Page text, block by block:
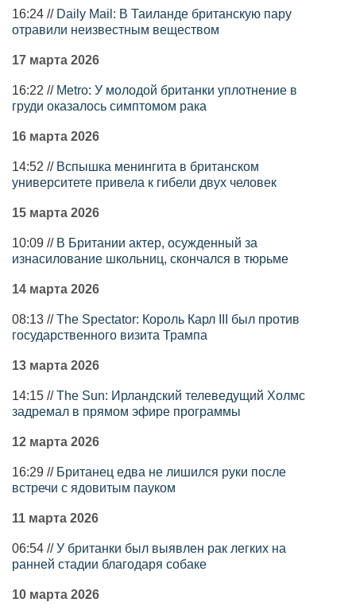
16:24 // Daily Mail: В Таиланде британскую пару
отравили неизвестным веществом
17 марта 2026
16:22 // Metro: У молодой британки уплотнение в
груди оказалось симптомом рака
16 марта 2026
14:52 // Вспышка менингита в британском
университете привела к гибели двух человек
15 марта 2026
10:09 // В Британии актер, осужденный за
изнасилование школьниц, скончался в тюрьме
14 марта 2026
08:13 //The Spectator: Король Карл III был против
государственного визита Трампа
13 марта 2026
14:15 //The Sun: Ирландский телеведущий Холмс
задремал в прямом эфире программы
12 марта 2026
16:29 // Британец едва не лишился руки после
встречи с ядовитым пауком
11 марта 2026
06:54 //У британки был выявлен рак легких на
ранней стадии благодаря собаке
10 марта 2026